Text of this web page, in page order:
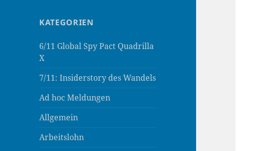
KATEGORIEN
6/11 Global Spy Pact Quadrilla
X
7/11: Insiderstory des Wandels
Ad hoc Meldungen
Allgemein
Arbeitslohn